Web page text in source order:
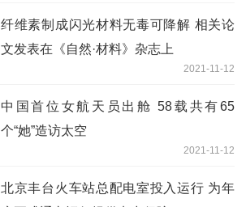
纤维素制成闪光材料无毒可降解 相关论
文发表在《自然·材料》杂志上
2021-11-12
中国首位女航天员出舱 58载共有65
个“她”造访太空
2021-11-12
北京丰台火车站总配电室投入运行 为年